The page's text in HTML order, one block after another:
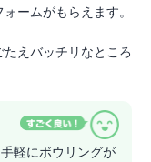
ームがもらえます。
えバッチリなところ
軽にボウリングが